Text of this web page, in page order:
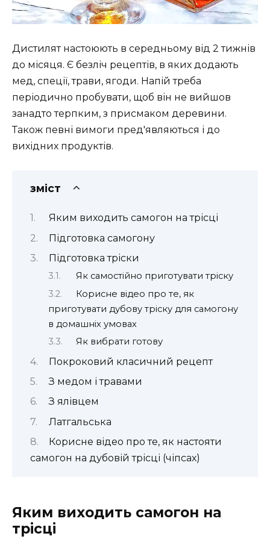
Дистилят настоюють в середньому від 2 тижнів
до місяця. Є безліч рецептів, в яких додають
мед, спеції, трави, ягоди. Напій треба
періодично пробувати, щоб він не вийшов
занадто терпким, з присмаком деревини.
Також певні вимоги пред'являються і до
вихідних продуктів.
зміст
Яким виходить самогон на трісці
Підготовка самогону
Підготовка тріски
Як самостійно приготувати тріску
Корисне відео про те, як
приготувати дубову тріску для самогону
в домашніх умовах
Як вибрати готову
Покроковий класичний рецепт
З медом і травами
З ялівцем
Латгальська
Корисне відео про те, як настояти
самогон на дубовій трісці (чіпсах)
Яким виходить самогон на
трісці